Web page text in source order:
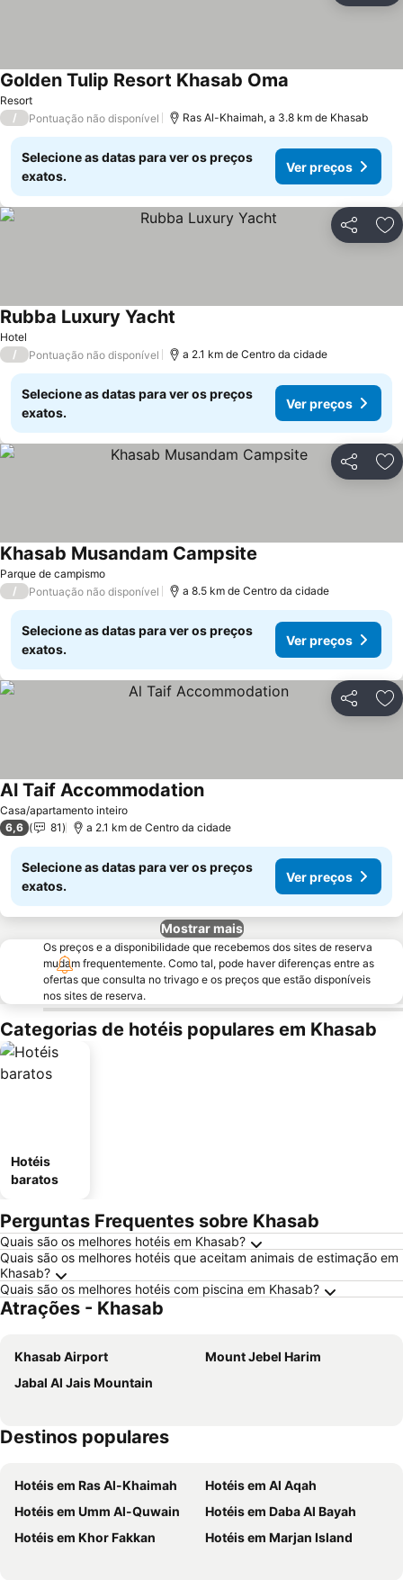
Resort
Golden Tulip Resort Khasab Oma
/ Pontuação não disponível Ras Al-Khaimah, a 3.8 km de Khasab
Selecione as datas para ver os preços
exatos.
Ver preços
Partilhar
Hotel
Rubba Luxury Yacht
/ Pontuação não disponível a 2.1 km de Centro da cidade
Selecione as datas para ver os preços
exatos.
Ver preços
Partilhar
Parque de campismo
Khasab Musandam Campsite
/ Pontuação não disponível a 8.5 km de Centro da cidade
Selecione as datas para ver os preços
exatos.
Ver preços
Partilhar
Casa/apartamento inteiro
Al Taif AccommodationVer preços
6,6 81 a 2.1 km de Centro da cidade
Selecione as datas para ver os preços
exatos.
Ver preços
Mostrar mais
Os preços e a disponibilidade que recebemos dos sites de reserva
mudam frequentemente. Como tal, pode haver diferenças entre as
ofertas que consulta no trivago e os preços que estão disponíveis
nos sites de reserva.
Categorias de hotéis populares em Khasab
Hotéis
baratos
Perguntas Frequentes sobre Khasab
Quais são os melhores hotéis em Khasab?
Quais são os melhores hotéis que aceitam animais de estimação em
Khasab?
Quais são os melhores hotéis com piscina em Khasab?
Atrações - Khasab
Khasab Airport
Mount Jebel Harim
Jabal Al Jais Mountain
Destinos populares
Hotéis em Ras Al-Khaimah
Hotéis em Al Aqah
Hotéis em Umm Al-Quwain
Hotéis em Daba Al Bayah
Hotéis em Khor Fakkan
Hotéis em Marjan Island